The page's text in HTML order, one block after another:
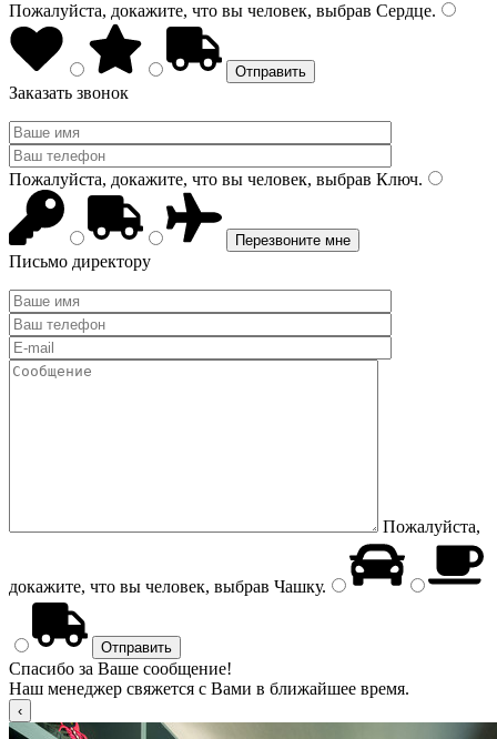
Пожалуйста, докажите, что вы человек, выбрав Сердце.
Заказать звонок
Пожалуйста, докажите, что вы человек, выбрав Ключ.
Письмо директору
Пожалуйста,
докажите, что вы человек, выбрав Чашку.
Спасибо за Ваше сообщение!
Наш менеджер свяжется с Вами в ближайшее время.